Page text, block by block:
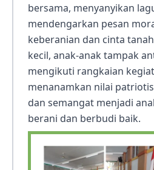
bersama, menyanyikan
mendengarkan pesan
keberanian dan cinta
kecil, anak-anak tampak
mengikuti rangkaian
menanamkan nilai
dan semangat menjadi
berani dan berbudi baik.